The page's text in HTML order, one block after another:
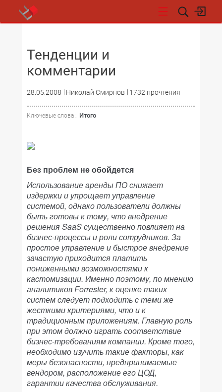
Тенденции и
комментарии
28.05.2008 Николай Смирнов 1732 прочтения
Ключевые слова : Итого
Без проблем не обойдется
Использование аренды ПО снижает
издержки и упрощает управление
системой, однако пользователи должны
быть готовы к тому, что внедрение
решения SaaS существенно повлияет на
бизнес-процессы и роли сотрудников. За
простое управление и быстрое внедрение
зачастую приходится платить
пониженными возможностями к
кастомизации. Именно поэтому, по мнению
аналитиков Forrester, к оценке таких
систем следует подходить с теми же
жесткими критериями, что и к
традиционным приложениям. Главную роль
при этом должно играть соответствие
бизнес-требованиям компании. Кроме того,
необходимо изучить такие факторы, как
меры безопасности, предпринимаемые
вендором, расположение его ЦОД,
гарантии качества обслуживания.